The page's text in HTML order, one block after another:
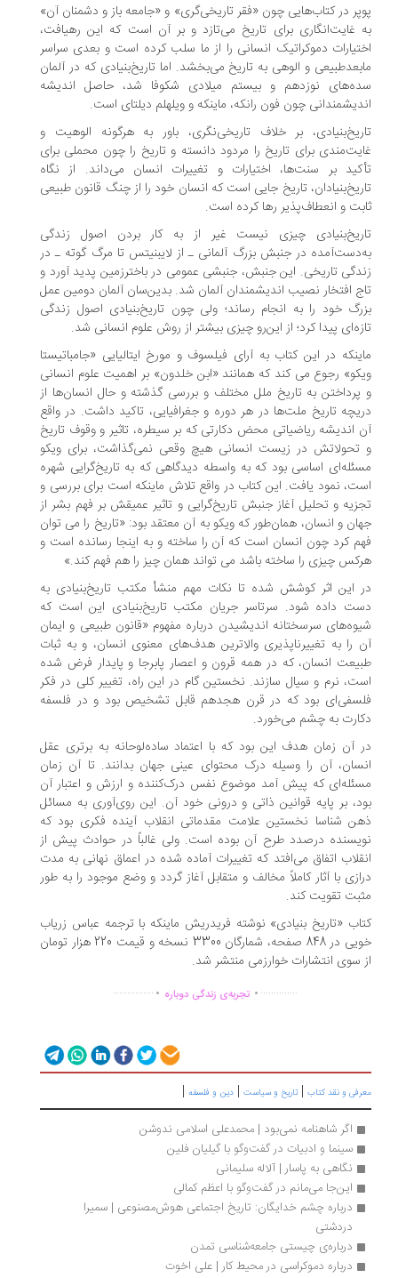
در کتاب‌هایی چون «فقر تاریخی‌گری» و «جامعه باز و دشمنان آن»
غایت‌انگاری برای تاریخ می‌تازد و بر آن است که این رهیافت،
دموکراتیک انسانی را از ما سلب کرده است و بعدی سراسر
و الوهی به تاریخ می‌بخشد. اما تاریخ‌بنیادی که در آلمان
نوزدهم و بیستم میلادی شکوفا شد، حاصل اندیشه
چون فون رانکه، ماینکه و ویلهلم دیلتای است.
بر خلاف تاریخی‌نگری، باور به هرگونه الوهیت و
برای تاریخ را مردود دانسته و تاریخ را چون محملی برای
بر سنت‌ها، اختیارات و تغییرات انسان می‌داند. از نگاه
تاریخ جایی است که انسان خود را از چنگ قانون طبیعی
و انعطاف‌پذیر رها کرده است.
چیزی نیست غیر از به کار بردن اصول زندگی
در جنبش بزرگ آلمانی ـ از لایبنیتس تا مرگ گوته ـ در
تاریخی. این جنبش، جنبشی عمومی در باخترزمین پدید آورد و
افتخار نصیب اندیشمندان آلمان شد. بدین‌سان آلمان دومین عمل
خود را به انجام رساند؛ ولی چون تاریخ‌بنیادی اصول زندگی
پیدا کرد؛ از این‌رو چیزی بیشتر از روش علوم انسانی شد.
در این کتاب به آرای فیلسوف و مورخ ایتالیایی «جامباتیستا
رجوع می کند که همانند «ابن خلدون» بر اهمیت علوم انسانی
به تاریخ ملل مختلف و بررسی گذشته و حال انسان‌ها از
تاریخ ملت‌ها در هر دوره و جغرافیایی، تاکید داشت. در واقع
اندیشه ریاضیاتی محض دکارتی که بر سیطره، تاثیر و وقوف تاریخ
در زیست انسانی هیچ وقعی نمی‌گذاشت، برای ویکو
اساسی بود که به واسطه دیدگاهی که به تاریخ‌گرایی شهره
نمود یافت. این کتاب در واقع تلاش ماینکه است برای بررسی و
و تحلیل آغاز جنبش تاریخ‌گرایی و تاثیر عمیقش بر فهم بشر از
و انسان، همان‌طور که ویکو به آن معتقد بود: «تاریخ را می توان
کرد چون انسان است که آن را ساخته و به اینجا رسانده است و
چیزی را ساخته باشد می تواند همان چیز را هم فهم کند.»
این اثر کوشش شده تا نکات مهم منشأ مکتب تاریخ‌بنیادی به
داده شود. سرتاسر جریان مکتب تاریخ‌بنیادی این است که
سرسختانه اندیشیدن درباره مفهوم «قانون طبیعی و ایمان
را به تغییرناپذیری والاترین هدف‌های معنوی انسان، و به ثبات
انسان، که در همه قرون و اعصار پابرجا و پایدار فرض شده
نرم و سیال سازند. نخستین گام در این راه، تغییر کلی در فكر
بود که در قرن هجدهم قابل تشخیص بود و در فلسفه
به چشم می‌خورد.
آن زمان هدف این بود که با اعتماد ساده‌لوحانه به برتری عقل
آن را وسیله درک محتوای عینی جهان بدانند. تا آن زمان
که پیش آمد موضوع نفس درک‌کننده و ارزش و اعتبار آن
بر پایه قوانین ذاتی و درونی خود آن. این روی‌آوری به مسائل
شناسا نخستین علامت مقدماتی انقلاب آینده فکری بود که
درصدد طرح آن بوده است. ولی غالباً در حوادث پیش از
اتفاق می‌افتد که تغییرات آماده شده در اعماق نهانی به مدت
با آثار کاملاً مخالف و متقابل آغاز گردد و وضع موجود را به طور
تقویت کند.
«تاریخ بنیادی» نوشته فریدریش ماینکه با ترجمه عباس زریاب
خویی در 848 صفحه، شمارگان 3300 نسخه و قیمت 220 هزار تومان
سوی انتشارات خوارزمی منتشر شد.
............... .تجربه‌ی زندگی دوباره ...............
و نقد کتاب|تاریخ و سیاست |دین و فلسفه|
اگر شاهنامه نمی‌بود | محمدعلی اسلامی ندوشن
سینما و ادبیات در گفت‌وگو با گیلیان فلین
نگاهی به پاسار | آلاله سلیمانی
این‌جا می‌مانم در گفت‌وگو با اعظم کمالی
دردشتی
درباره‌ی چیستی جامعه‌شناسی تمدن
درباره دموکراسی در محیط کار | علی اخوت